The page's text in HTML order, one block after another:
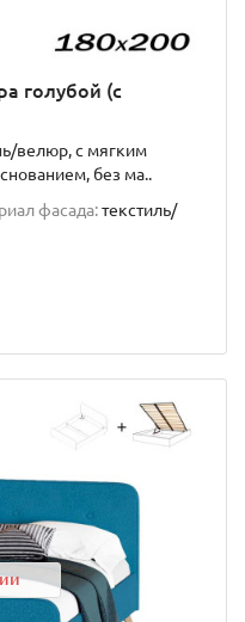
голубой (с
велюр, с мягким
без ма..
фасада:текстиль/